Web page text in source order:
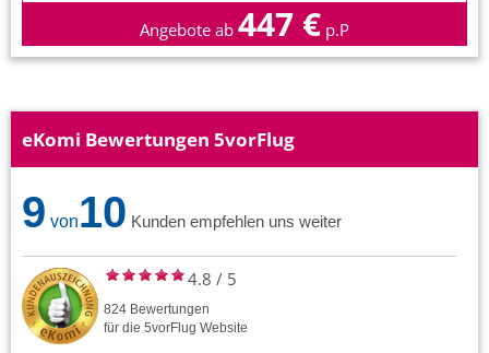
Angebote ab 447 € p.P
eKomi Bewertungen 5vorFlug
9 von10 Kunden empfehlen uns weiter
4.8 / 5
824 Bewertungen
für die 5vorFlug Website